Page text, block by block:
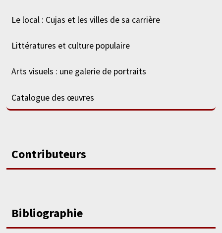
Le local : Cujas et les villes de sa carrière
Littératures et culture populaire
Arts visuels : une galerie de portraits
Catalogue des œuvres
Contributeurs
Bibliographie